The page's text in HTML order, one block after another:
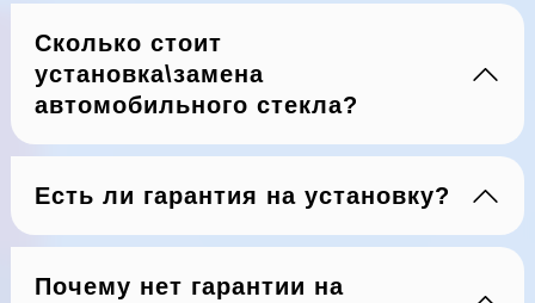
Сколько стоит
установка\замена
автомобильного стекла?
Есть ли гарантия на установку?
Почему нет гарантии на